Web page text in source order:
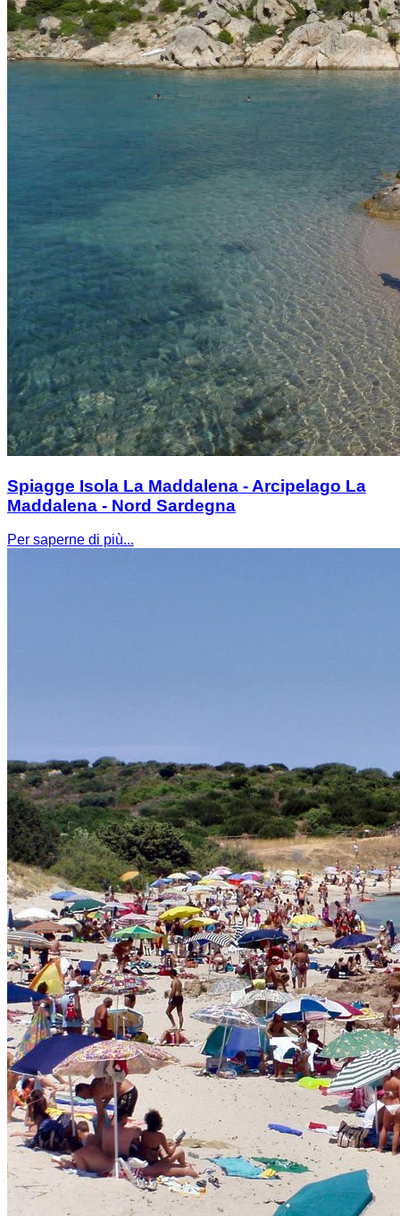
Spiagge Isola La Maddalena - Arcipelago La
Maddalena - Nord Sardegna
Per saperne di più...